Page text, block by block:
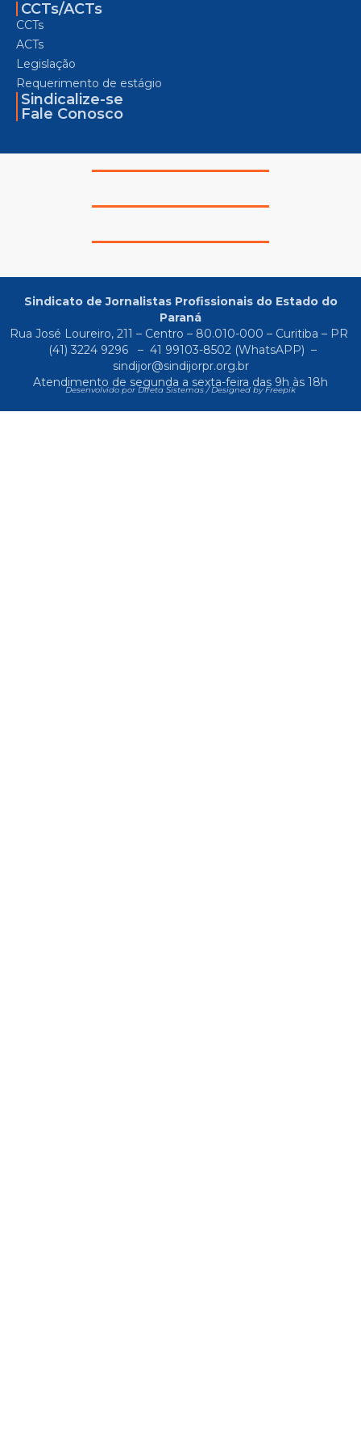
CCTs/ACTs
CCTs
ACTs
Legislação
Requerimento de estágio
Sindicalize-se
Fale Conosco
Sindicato de Jornalistas Profissionais do Estado do
Paraná
Rua José Loureiro, 211 – Centro – 80.010-000 – Curitiba – PR
(41) 3224 9296
– 41 99103-8502(WhatsAPP) –
sindijor@sindijorpr.org.br
Atendimento de segunda a sexta-feira das 9h às 18h
Desenvolvido por Direta Sistemas /Designed by Freepik